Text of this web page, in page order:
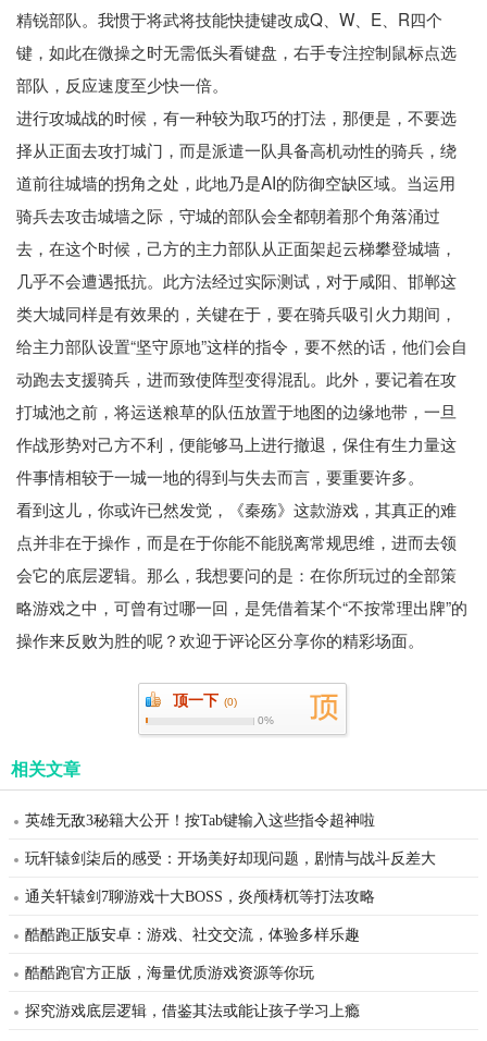
精锐部队。我惯于将武将技能快捷键改成Q、W、E、R四个
键，如此在微操之时无需低头看键盘，右手专注控制鼠标点选
部队，反应速度至少快一倍。
进行攻城战的时候，有一种较为取巧的打法，那便是，不要选
择从正面去攻打城门，而是派遣一队具备高机动性的骑兵，绕
道前往城墙的拐角之处，此地乃是AI的防御空缺区域。当运用
骑兵去攻击城墙之际，守城的部队会全都朝着那个角落涌过
去，在这个时候，己方的主力部队从正面架起云梯攀登城墙，
几乎不会遭遇抵抗。此方法经过实际测试，对于咸阳、邯郸这
类大城同样是有效果的，关键在于，要在骑兵吸引火力期间，
给主力部队设置“坚守原地”这样的指令，要不然的话，他们会自
动跑去支援骑兵，进而致使阵型变得混乱。此外，要记着在攻
打城池之前，将运送粮草的队伍放置于地图的边缘地带，一旦
作战形势对己方不利，便能够马上进行撤退，保住有生力量这
件事情相较于一城一地的得到与失去而言，要重要许多。
看到这儿，你或许已然发觉，《秦殇》这款游戏，其真正的难
点并非在于操作，而是在于你能不能脱离常规思维，进而去领
会它的底层逻辑。那么，我想要问的是：在你所玩过的全部策
略游戏之中，可曾有过哪一回，是凭借着某个“不按常理出牌”的
操作来反败为胜的呢？欢迎于评论区分享你的精彩场面。
顶一下 (0)
0%
相关文章
英雄无敌3秘籍大公开！按Tab键输入这些指令超神啦
玩轩辕剑柒后的感受：开场美好却现问题，剧情与战斗反差大
通关轩辕剑7聊游戏十大BOSS，炎颅梼杌等打法攻略
酷酷跑正版安卓：游戏、社交交流，体验多样乐趣
酷酷跑官方正版，海量优质游戏资源等你玩
探究游戏底层逻辑，借鉴其法或能让孩子学习上瘾